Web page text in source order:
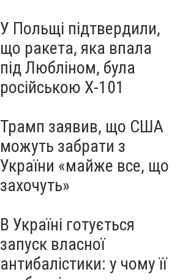
У Польщі підтвердили,
що ракета, яка впала
під Любліном, була
російською Х-101
Трамп заявив, що США
можуть забрати з
України «майже все, що
захочуть»
В Україні готується
запуск власної
антибалістики: у чому її